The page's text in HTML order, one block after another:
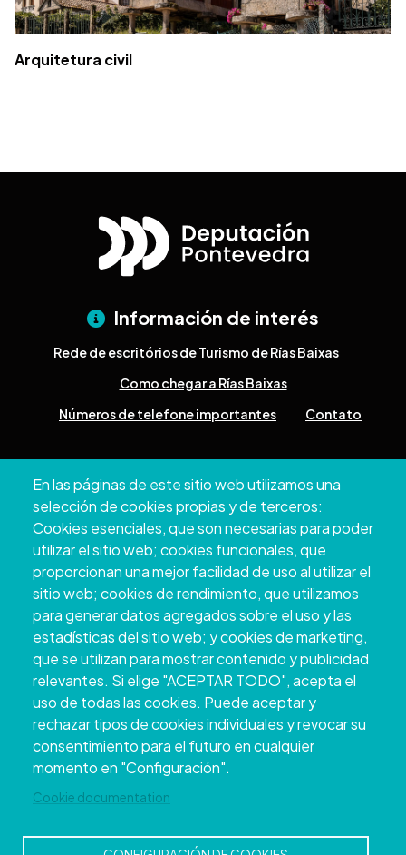
Arquitetura civil
En las páginas de este sitio web utilizamos una
selección de cookies propias y de terceros:
Cookies esenciales, que son necesarias para poder
utilizar el sitio web; cookies funcionales, que
proporcionan una mejor facilidad de uso al utilizar el
sitio web; cookies de rendimiento, que utilizamos
para generar datos agregados sobre el uso y las
estadísticas del sitio web; y cookies de marketing,
que se utilizan para mostrar contenido y publicidad
relevantes. Si elige "ACEPTAR TODO", acepta el
uso de todas las cookies. Puede aceptar y
rechazar tipos de cookies individuales y revocar su
consentimiento para el futuro en cualquier
momento en "Configuración".
Cookie documentation
Información de interés
Rede de escritórios de Turismo de Rías Baixas
Como chegar a Rías Baixas
Números de telefone importantes
Contato
Pontevedra
+34 986 804 100 | +34 986 804 124
Copyright © 2026. Conselho Provincial de
Pontevedra.Todos os direitos reservados